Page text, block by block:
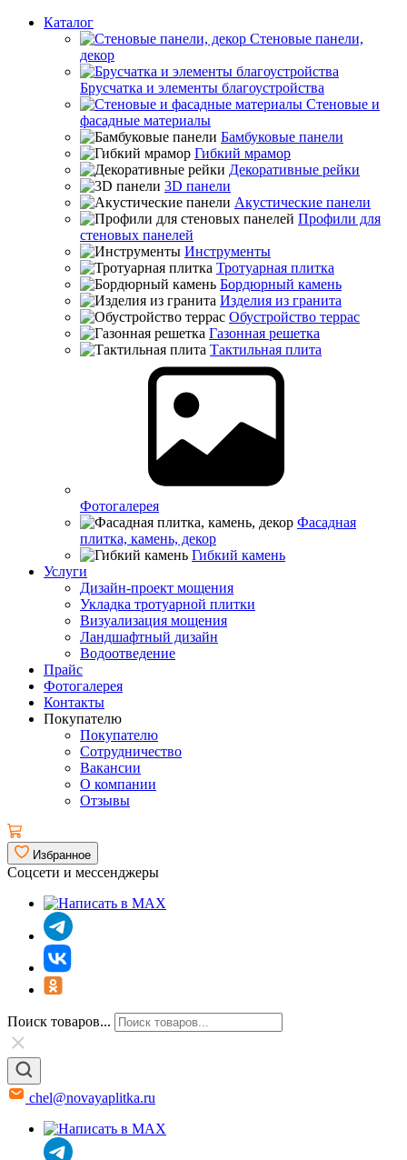
Каталог
Стеновые панели,
декор
Брусчатка и элементы благоустройства
Стеновые и
фасадные материалы
Бамбуковые панели
Гибкий мрамор
Декоративные рейки
3D панели
Акустические панели
Профили для
стеновых панелей
Инструменты
Тротуарная плитка
Бордюрный камень
Изделия из гранита
Обустройство террас
Газонная решетка
Тактильная плита
Фотогалерея
Фасадная
плитка, камень, декор
Гибкий камень
Услуги
Дизайн-проект мощения
Укладка тротуарной плитки
Визуализация мощения
Ландшафтный дизайн
Водоотведение
Прайс
Фотогалерея
Контакты
Покупателю
Покупателю
Сотрудничество
Вакансии
О компании
Отзывы
Избранное
Соцсети и мессенджеры
Поиск товаров...
chel@novayaplitka.ru